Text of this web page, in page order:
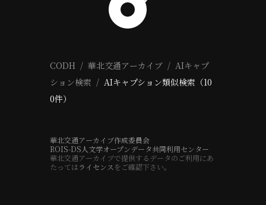
CODH 華北交通アーカイブ
AIキャプ
ション検索
AIキャプション類似検索（10
0件）
華北交通アーカイブ作成委員会
ROIS-DS人文学オープンデータ共同利用センター
華北交通アーカイブで提供するデータのご利用にあ
たってはライセンス をご確認下さい。